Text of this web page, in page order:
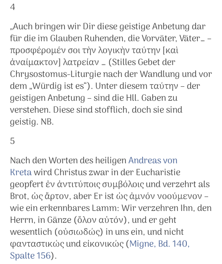
4
„Auch bringen wir Dir diese geistige Anbetung dar
für die im Glauben Ruhenden, die Vorväter, Väter… –
προσφέρομέν σοι τὴν λογικὴν ταύτην [καὶ
ἀναίμακτον] λατρείαν … (Stilles Gebet der
Chrysostomus-Liturgie nach der Wandlung und vor
dem „Würdig ist es“). Unter diesem ταύτην – der
geistigen Anbetung – sind die Hll. Gaben zu
verstehen. Diese sind stofflich, doch sie sind
geistig. NB.
5
Nach den Worten des heiligenAndreas von
Kretawird Christus zwar in der Eucharistie
geopfert ἐν ἀντιτύποις συμβόλοις und verzehrt als
Brot, ὡς ἄρτον, aber Er ist ὡς ἀμνόν νοούμενον –
wie ein erkennbares Lamm: Wir verzehren Ihn, den
Herrn, in Gänze (ὅλον αὐτόν), und er geht
wesentlich (οὐσιωδώς) in uns ein, und nicht
φανταστικώς und εἰκονικώς (Migne, Bd. 140,
Spalte 156).